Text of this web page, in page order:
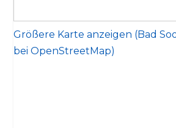
Größere Karte anzeigen (Bad
bei OpenStreetMap)